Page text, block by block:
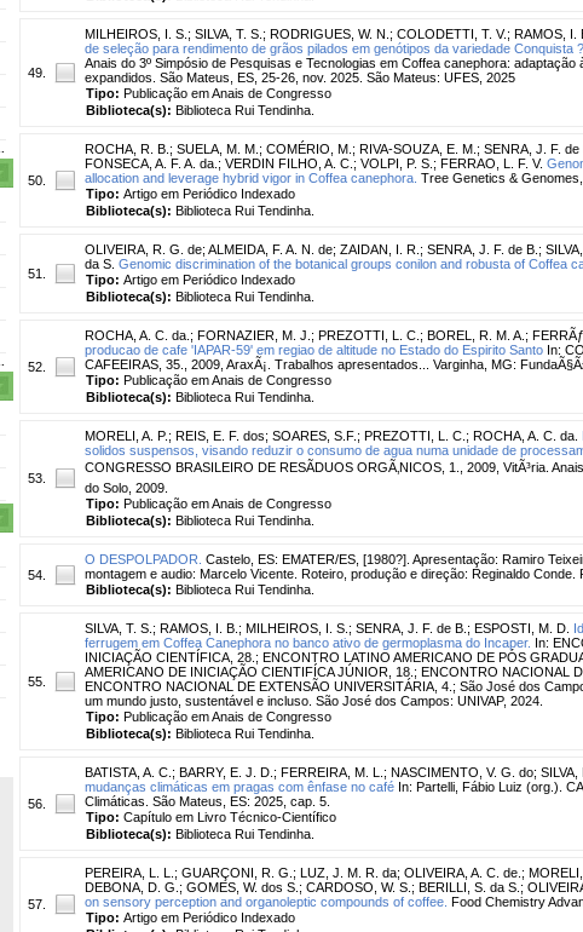
49.
MILHEIROS, I. S. ; SILVA, T. S. ; RODRIGUES, W. N. ; COLODETTI, T. V.; RAMOS, I.
de seleção para rendimento de grãos pilados em genótipos da variedade Conquista
Anais do 3º Simpósio de Pesquisas e Tecnologias em Coffea canephora:
expandidos. São Mateus, ES, 25-26, nov. 2025. São Mateus: UFES, 2025
Tipo: Publicação em Anais de Congresso
Biblioteca(s): Biblioteca Rui Tendinha.
50.
ROCHA, R. B. ; SUELA, M. M. ; COMÉRIO, M. ; RIVA-SOUZA, E. M. ; SENRA, J. F. de
FONSECA, A. F. A. da. ; VERDIN FILHO, A. C. ; VOLPI, P. S. ; FERRAO, L. F. V.
allocation and leverage hybrid vigor in Coffea canephora. Tree Genetics &
Tipo: Artigo em Periódico Indexado
Biblioteca(s): Biblioteca Rui Tendinha.
51.
OLIVEIRA, R. G. de; ALMEIDA, F. A. N. de; ZAIDAN, I. R. ; SENRA, J. F. de B. ;
da S. Genomic discrimination of the botanical groups conilon and robusta of Coffea
Tipo: Artigo em Periódico Indexado
Biblioteca(s): Biblioteca Rui Tendinha.
52.
ROCHA, A. C. da. ; FORNAZIER, M. J. ; PREZOTTI, L. C. ; BOREL, R. M. A. ;
producao de cafe 'IAPAR-59' em regiao de altitude no Estado do Espirito Santo In:
CAFEEIRAS, 35., 2009, AraxÃ¡. Trabalhos apresentados... Varginha, MG:
Tipo: Publicação em Anais de Congresso
Biblioteca(s): Biblioteca Rui Tendinha.
53.
MORELI, A. P. ; REIS, E. F. dos; SOARES, S.F. ; PREZOTTI, L. C. ; ROCHA, A. C. da.
solidos suspensos, visando reduzir o consumo de agua numa unidade de
CONGRESSO BRASILEIRO DE RESÃDUOS ORGÃ‚NICOS, 1., 2009, VitÃ³ria.
do Solo, 2009.
Tipo: Publicação em Anais de Congresso
Biblioteca(s): Biblioteca Rui Tendinha.
54.
O DESPOLPADOR. Castelo, ES: EMATER/ES, [1980?]. Apresentação: Ramiro
montagem e audio: Marcelo Vicente. Roteiro, produção e direção: Reginaldo Conde.
Biblioteca(s): Biblioteca Rui Tendinha.
55.
SILVA, T. S. ; RAMOS, I. B. ; MILHEIROS, I. S. ; SENRA, J. F. de B. ; ESPOSTI, M. D.
ferrugem em Coffea Canephora no banco ativo de germoplasma do Incaper. In:
INICIAÇÃO CIENTÍFICA, 28.; ENCONTRO LATINO AMERICANO DE PÓS
AMERICANO DE INICIAÇÃO CIENTIFÍCA JÚNIOR, 18.; ENCONTRO NACIONAL
ENCONTRO NACIONAL DE EXTENSÃO UNIVERSITÁRIA, 4.; São José dos
um mundo justo, sustentável e incluso. São José dos Campos: UNIVAP, 2024.
Tipo: Publicação em Anais de Congresso
Biblioteca(s): Biblioteca Rui Tendinha.
56.
BATISTA, A. C. ; BARRY, E. J. D. ; FERREIRA, M. L. ; NASCIMENTO, V. G. do; SILVA,
mudanças climáticas em pragas com ênfase no café In: Partelli, Fábio Luiz (org.).
Climáticas. São Mateus, ES: 2025, cap. 5.
Tipo: Capítulo em Livro Técnico-Científico
Biblioteca(s): Biblioteca Rui Tendinha.
57.
PEREIRA, L. L. ; GUARÇONI, R. G. ; LUZ, J. M. R. da; OLIVEIRA, A. C. de. ; MORELI,
DEBONA, D. G. ; GOMES, W. dos S. ; CARDOSO, W. S. ; BERILLI, S. da S. ;
on sensory perception and organoleptic compounds of coffee. Food Chemistry
Tipo: Artigo em Periódico Indexado